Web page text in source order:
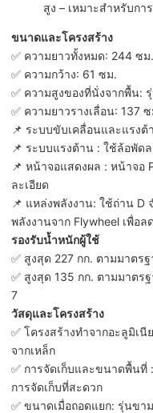
สูง – เหมาะสำหรับก
ขนาดและโครงสร้าง
✅ ความยาวทั้งหมด: 244 ซม.
✅ ความกว้าง: 61 ซม.
✅ ความสูงของที่นั่งจากพื้น:
✅ ความยาวรางเลื่อน: 137
📌 ระบบขับเคลื่อนและแรง
📌 ระบบแรงต้าน : ใช้ล้อพัด
📌 หน้าจอแสดงผล : หน้าจอ
ละเอียด
📌 แหล่งพลังงาน: ใช้ถ่าน D
พลังงานจาก Flywheel เพื่อ
รองรับน้ำหนักผู้ใช้
✅ สูงสุด 227 กก. ตามมาตร
✅ สูงสุด 135 กก. ตามมาตร
7
วัสดุและโครงสร้าง
✅ โครงสร้างทำจากอะลูมิเ
จากเหล็ก
✅ การจัดเก็บและขนาดพื้นที่
การจัดเก็บที่สะดวก
✅ ขนาดเมื่อถอดแยก: รุ่นข